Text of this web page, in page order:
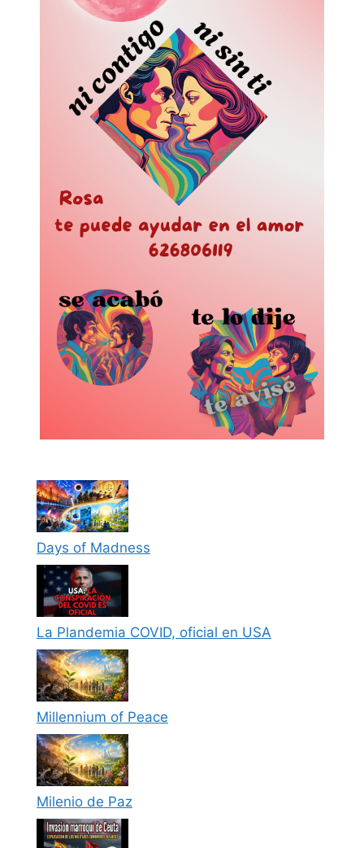
Days of Madness
La Plandemia COVID, oficial en USA
Millennium of Peace
Milenio de Paz